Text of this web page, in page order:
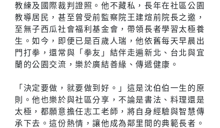
教練及國際裁判證照。他不藏私，長年在社區公園
教導居民，甚至曾受前監察院王建煊前院長之邀，
至無子西瓜社會福利基金會，帶領長者學習太極養
生。如今，即便已是百歲人瑞，他依舊每天早晨出
門打拳，還常與「拳友」結伴走遍新北、台北與宜
蘭的公園交流，樂於廣結善緣、傳遞健康。
「決定要做，就要做到好。」這是沈伯伯一生的原
則。他也樂於與社區分享，不論是書法、料理還是
太極，都願意擔任志工老師，將自身經驗與智慧傳
承下去。這份熱情，讓他成為鄰里間的典範長者。